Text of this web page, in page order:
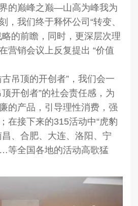
的巅峰之巅—山高为峰我为
，我们终于释怀公司“转变、
的前瞻，同时，更深层次理
营销会议上反复提出 “价值
吊顶的开创者”，我们会一
开创者”的社会责任感，为
的产品，引导理性消费，强
在接下来的315活动中“虎豹
、合肥、大连、洛阳、宁
全国各地的活动高歌猛